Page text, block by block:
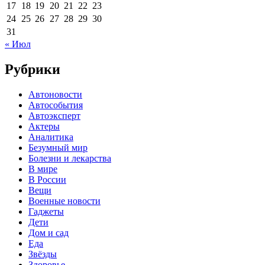
17 18 19 20 21 22 23
24 25 26 27 28 29 30
31
« Июл
Рубрики
Автоновости
Автособытия
Автоэксперт
Актеры
Аналитика
Безумный мир
Болезни и лекарства
В мире
В России
Вещи
Военные новости
Гаджеты
Дети
Дом и сад
Еда
Звёзды